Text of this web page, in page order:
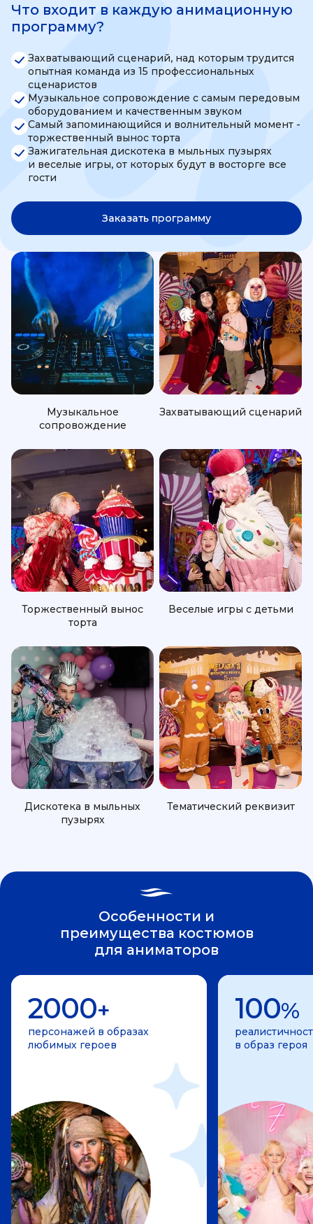
Что входит в каждую анимационную
программу?
Захватывающий сценарий, над которым трудится
опытная команда из 15 профессиональных
сценаристов
Музыкальное сопровождение с самым передовым
оборудованием и качественным звуком
Самый запоминающийся и волнительный момент -
торжественный вынос торта
Зажигательная дискотека в мыльных пузырях
и веселые игры, от которых будут в восторге все
гости
Заказать программу
Музыкальное
сопровождение
Захватывающий сценарий
Торжественный вынос
торта
Веселые игры с детьми
Дискотека в мыльных
пузырях
Тематический реквизит
Особенности и
преимущества костюмов
для аниматоров
2000+
персонажей в образах
любимых героев
100%
в образ героя